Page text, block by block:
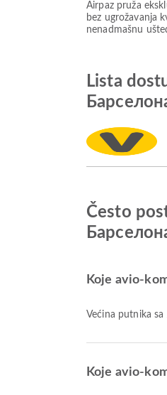
Airpaz pruža
bez ugrožavanja
nenadmašnu
Lista
Često
Koje avio-
Većina putnika
Koje avio-